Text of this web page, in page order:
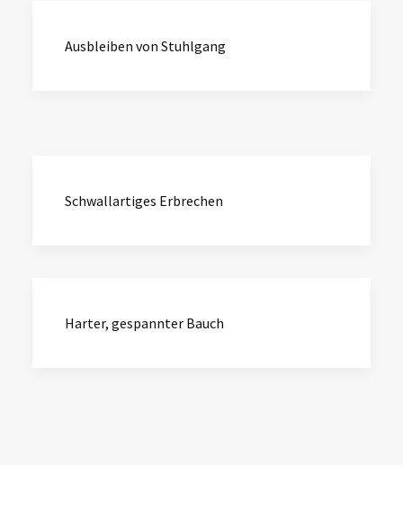
Ausbleiben von Stuhlgang
Schwallartiges Erbrechen
Harter, gespannter Bauch